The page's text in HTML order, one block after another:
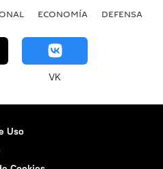
ECONOMÍA DEFENSA
VK
Uso